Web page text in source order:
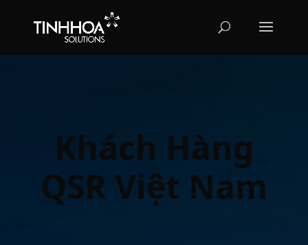
Khách Hàng
QSR Việt Nam